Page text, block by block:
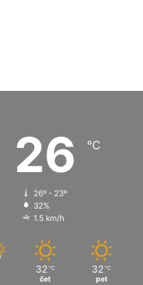
26 ℃
26º - 23º
32%
1.5 km/h
32 ℃
čet
32 ℃
pet